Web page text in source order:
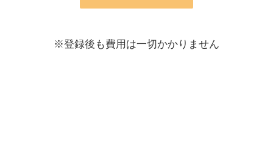
※登録後も費用は一切かかりません